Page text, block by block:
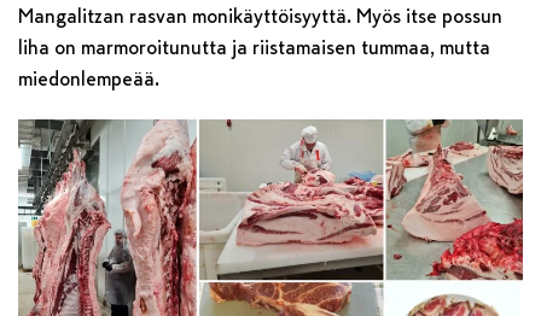
Mangalitzan rasvan monikäyttöisyyttä. Myös itse possun
liha on marmoroitunutta ja riistamaisen tummaa, mutta
miedonlempeää.